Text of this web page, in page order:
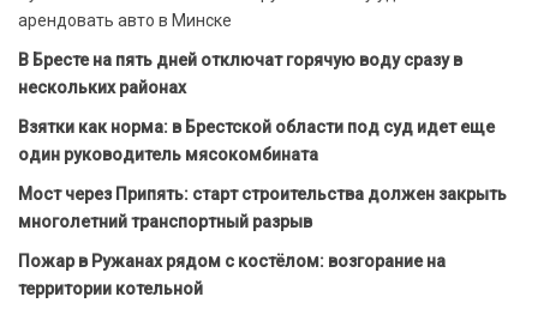
арендовать авто в Минске
В Бресте на пять дней отключат горячую воду сразу в
нескольких районах
Взятки как норма: в Брестской области под суд идет еще
один руководитель мясокомбината
Мост через Припять: старт строительства должен закрыть
многолетний транспортный разрыв
Пожар в Ружанах рядом с костёлом: возгорание на
территории котельной